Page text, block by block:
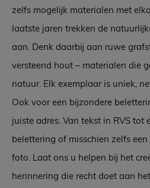
zelfs mogelijk materialen met
laatste jaren trekken de
aan. Denk daarbij aan ruwe
versteend hout – materialen die
natuur. Elk exemplaar is uniek,
Ook voor een bijzondere
juiste adres. Van tekst in RVS tot
belettering of misschien zelfs
foto. Laat ons u helpen bij het
herinnering die recht doet aan